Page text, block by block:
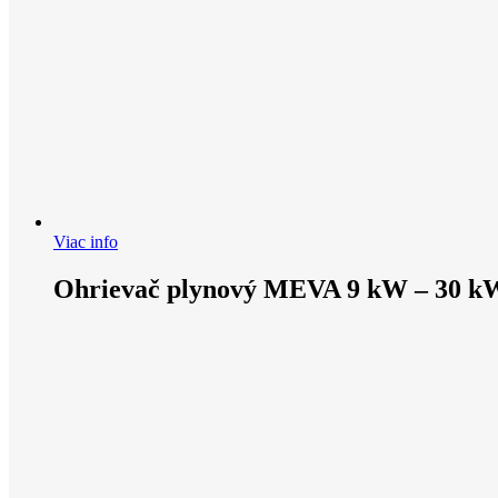
Viac info
Ohrievač plynový MEVA 9 kW – 30